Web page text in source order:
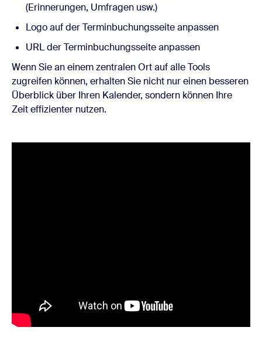
(Erinnerungen, Umfragen usw.)
Logo auf der Terminbuchungsseite anpassen
URL der Terminbuchungsseite anpassen
Wenn Sie an einem zentralen Ort auf alle Tools
zugreifen können, erhalten Sie nicht nur einen besseren
Überblick über Ihren Kalender, sondern können Ihre
Zeit effizienter nutzen.